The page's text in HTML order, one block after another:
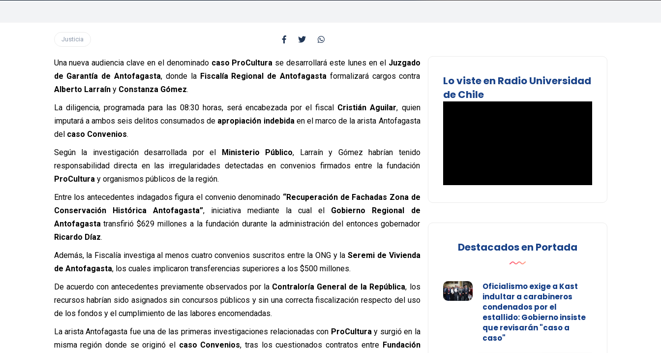
Justicia
Una nueva audiencia clave en el denominado caso ProCultura se desarrollará este lunes en el Juzgado
de Garantía de Antofagasta, donde la Fiscalía Regional de Antofagasta formalizará cargos contra
Alberto Larraíny Constanza Gómez.
La diligencia, programada para las 08:30 horas, será encabezada por el fiscal Cristián Aguilar, quien
imputará a ambos seis delitos consumados de apropiación indebidaen el marco de la arista Antofagasta
del caso Convenios.
Según la investigación desarrollada por el Ministerio Público, Larraín y Gómez habrían tenido
responsabilidad directa en las irregularidades detectadas en convenios firmados entre la fundación
ProCulturay organismos públicos de la región.
Entre los antecedentes indagados figura el convenio denominado “Recuperación de Fachadas Zona de
Conservación Histórica Antofagasta”, iniciativa mediante la cual el Gobierno Regional de
Antofagastatransfirió $629 millones a la fundación durante la administración del entonces gobernador
Ricardo Díaz.
Además, la Fiscalía investiga al menos cuatro convenios suscritos entre la ONG y laSeremi de Vivienda
de Antofagasta, los cuales implicaron transferencias superiores a los $500 millones.
De acuerdo con antecedentes previamente observados por la Contraloría General de la República, los
recursos habrían sido asignados sin concursos públicos y sin una correcta fiscalización respecto del uso
de los fondos y el cumplimiento de las labores encomendadas.
La arista Antofagasta fue una de las primeras investigaciones relacionadas con ProCulturay surgió en la
misma región donde se originó el caso Convenios, tras los cuestionados contratos entre Fundación
Lo viste en Radio Universidad
de Chile
Destacados en Portada
Oficialismo exige a Kast
indultar a carabineros
condenados por el
estallido: Gobierno insiste
que revisarán "caso a
caso"